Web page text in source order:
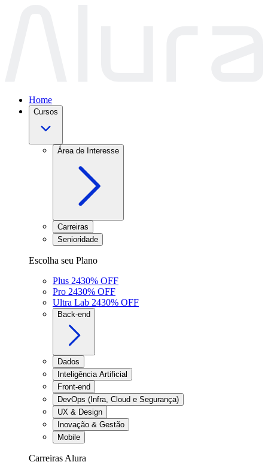
Home
Cursos
Área de Interesse
Carreiras
Senioridade
Escolha seu Plano
Plus 2430% OFF
Pro 2430% OFF
Ultra Lab 2430% OFF
Back-end
Dados
Inteligência Artificial
Front-end
DevOps (Infra, Cloud e Segurança)
UX & Design
Inovação & Gestão
Mobile
Carreiras Alura